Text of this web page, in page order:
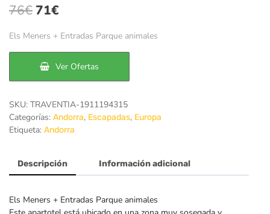
76€El
precio
era:
76€.
71€
precio
es:
71€.
Els Meners + Entradas Parque animales
Ver Ofertas
SKU: TRAVENTIA-1911194315
Categorías: Andorra, Escapadas, Europa
Etiqueta: Andorra
Descripción Información adicional
Els Meners + Entradas Parque animales